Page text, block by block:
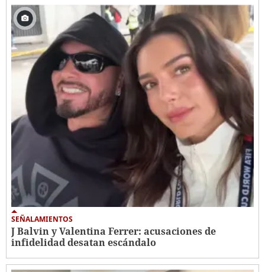
SEÑALAMIENTOS
J Balvin y Valentina Ferrer: acusaciones de
infidelidad desatan escándalo